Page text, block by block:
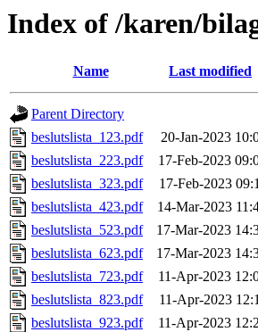
Index of /karen/
Name Last modified
Parent Directory
beslutslista_123.pdf
20-Jan-2023
beslutslista_223.pdf
17-Feb-2023
beslutslista_323.pdf
17-Feb-2023
beslutslista_423.pdf
14-Mar-2023
beslutslista_523.pdf
17-Mar-2023
beslutslista_623.pdf
17-Mar-2023
beslutslista_723.pdf
11-Apr-2023
beslutslista_823.pdf
11-Apr-2023
beslutslista_923.pdf
11-Apr-2023